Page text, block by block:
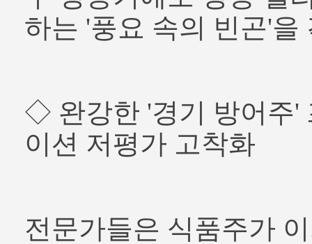
하는 '풍요 속의 빈곤'을
◇ 완강한 '경기 방어주
이션 저평가 고착화
전문가들은 식품주가